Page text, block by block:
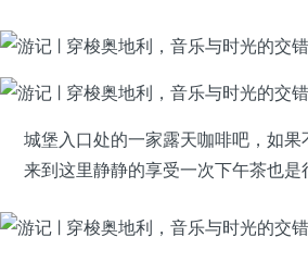
城堡入口处的一家露天咖啡吧，如果
来到这里静静的享受一次下午茶也是